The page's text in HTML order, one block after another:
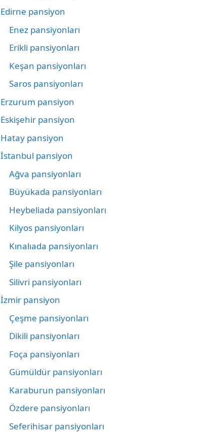
Edirne pansiyon
Enez pansiyonları
Erikli pansiyonları
Keşan pansiyonları
Saros pansiyonları
Erzurum pansiyon
Eskişehir pansiyon
Hatay pansiyon
İstanbul pansiyon
Ağva pansiyonları
Büyükada pansiyonları
Heybeliada pansiyonları
Kilyos pansiyonları
Kınalıada pansiyonları
Şile pansiyonları
Silivri pansiyonları
İzmir pansiyon
Çeşme pansiyonları
Dikili pansiyonları
Foça pansiyonları
Gümüldür pansiyonları
Karaburun pansiyonları
Özdere pansiyonları
Seferihisar pansiyonları